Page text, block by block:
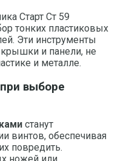
Старт Ст 59
тонких пластиковых
Эти инструменты
и панели, не
и металле.
выборе
станут
винтов, обеспечивая
повредить.